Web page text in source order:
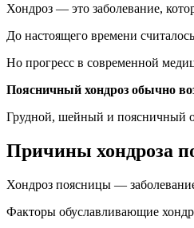
Хондроз — это заболевание,
До настоящего времени
Но прогресс в современной
Поясничный хондроз обычно
Грудной, шейный и поясничный
Причины хондроза
Хондроз поясницы —
Факторы обуславливающие